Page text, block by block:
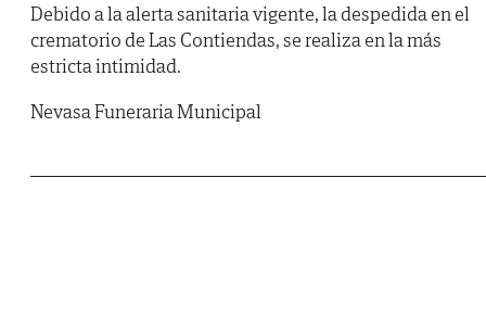
Debido a la alerta sanitaria vigente, la despedida en el
crematorio de Las Contiendas, se realiza en la más
estricta intimidad.
Nevasa Funeraria Municipal